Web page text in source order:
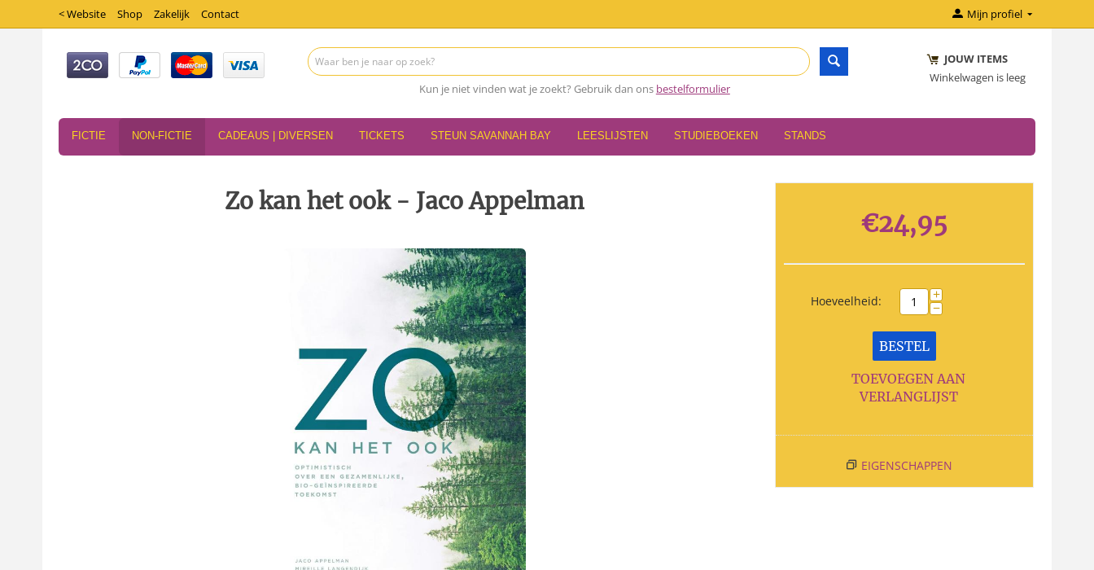
< Website Shop Zakelijk Contact Mijn profiel
Kun je niet vinden wat je zoekt? Gebruik dan ons bestelformulier
JOUW ITEMS
Winkelwagen is leeg
FICTIE NON-FICTIE CADEAUS | DIVERSEN TICKETS STEUN SAVANNAH BAY LEESLIJSTEN STUDIEBOEKEN STANDS
Zo kan het ook - Jaco Appelman
€24,95
Hoeveelheid: +
−
BESTEL
TOEVOEGEN AAN
VERLANGLIJST
EIGENSCHAPPEN